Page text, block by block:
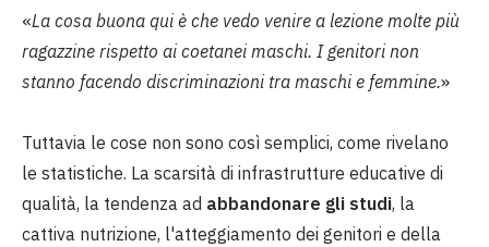
«La cosa buona qui è che vedo venire a lezione molte più
ragazzine rispetto ai coetanei maschi. I genitori non
stanno facendo discriminazioni tra maschi e femmine.»
Tuttavia le cose non sono così semplici, come rivelano
le statistiche. La scarsità di infrastrutture educative di
qualità, la tendenza ad abbandonare gli studi, la
cattiva nutrizione, l'atteggiamento dei genitori e della